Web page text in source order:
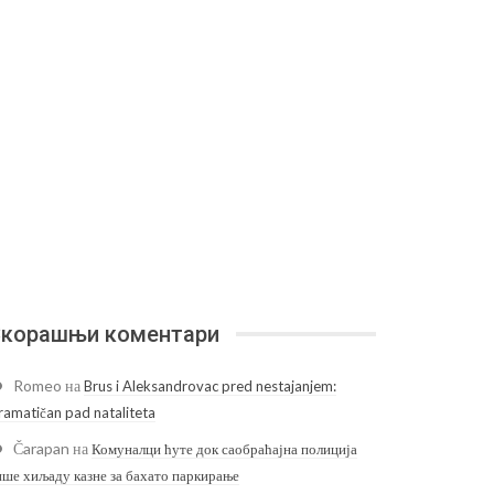
коментари
Romeo наBrus i Aleksandrovac pred nestajanjem:
pad nataliteta
Čarapan наКомуналци ћуте док саобраћајна полиција
хиљаду казне за бахато паркирање